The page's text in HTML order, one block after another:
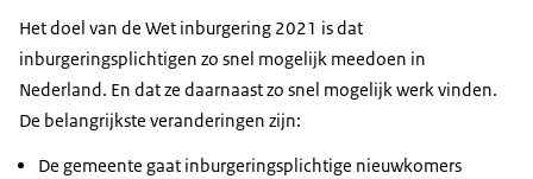
Het doel van de Wet inburgering 2021 is dat
inburgeringsplichtigen zo snel mogelijk meedoen in
Nederland. En dat ze daarnaast zo snel mogelijk werk vinden.
De belangrijkste veranderingen zijn:
De gemeente gaat inburgeringsplichtige nieuwkomers